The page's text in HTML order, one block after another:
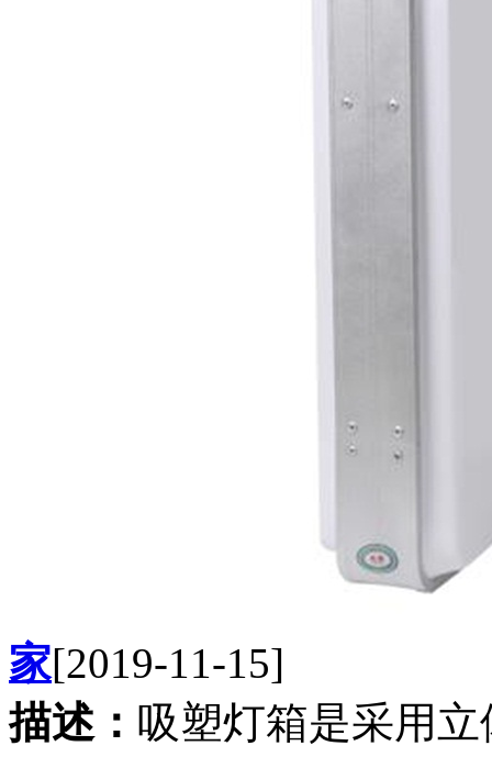
家[2019-11-15]
描述： 吸塑灯箱是采用